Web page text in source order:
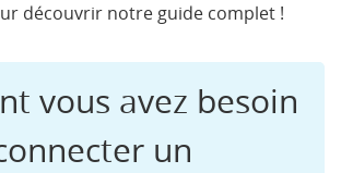
découvrir notre guide complet !
vous avez besoin
un